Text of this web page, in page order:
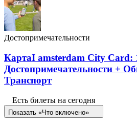
Достопримечательности
КартаI amsterdam City Card:
Достопримечательности +
Транспорт
Есть билеты на сегодня
Показать «Что включено»